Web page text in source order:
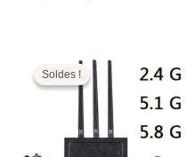
Soldes !
Soldes !
prix
initial
était :
1.699,00€.
prix
actuel
est :